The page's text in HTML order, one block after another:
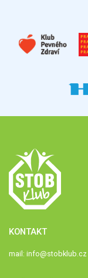
KONTAKT
mail: info@stobklub.cz